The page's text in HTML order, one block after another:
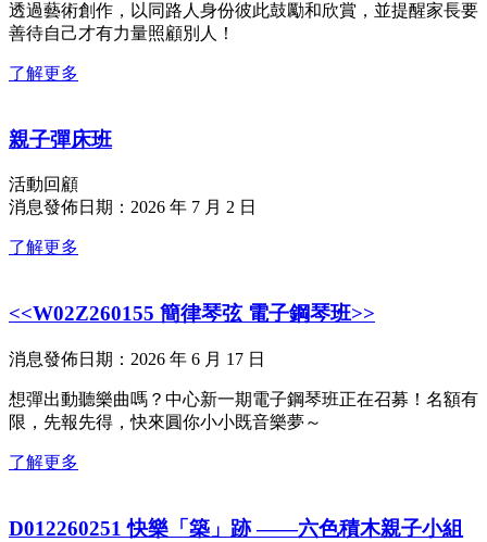
透過藝術創作，以同路人身份彼此鼓勵和欣賞，並提醒家長要
善待自己才有力量照顧別人！
了解更多
親子彈床班
活動回顧
消息發佈日期：2026 年 7 月 2 日
了解更多
<<W02Z260155 簡律琴弦 電子鋼琴班>>
消息發佈日期：2026 年 6 月 17 日
想彈出動聽樂曲嗎？中心新一期電子鋼琴班正在召募！名額有
限，先報先得，快來圓你小小既音樂夢～
了解更多
D012260251 快樂「築」跡 ——六色積木親子小組